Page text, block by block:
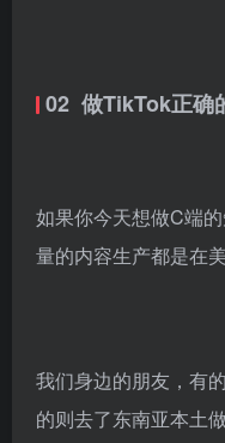
02 做TikTok正确
如果你今天想做C端
量的内容生产都是在
我们身边的朋友，有
的则去了东南亚本土